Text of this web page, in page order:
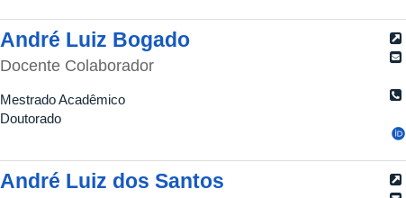
André Luiz Bogado
Docente Colaborador
Mestrado Acadêmico
Doutorado
André Luiz dos Santos